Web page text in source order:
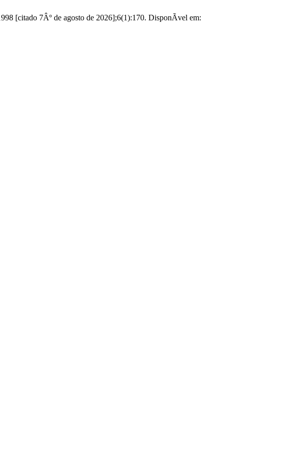
[citado 7Âº de agosto de 2026];6(1):170. DisponÃ­vel em: